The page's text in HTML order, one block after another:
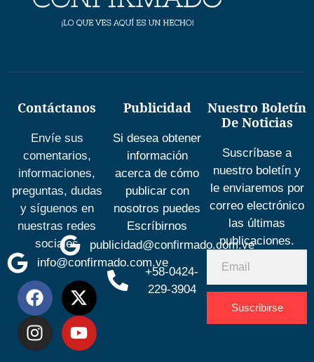
Contáctanos
Envíe sus
comentarios,
informaciones,
preguntas, dudas
y síguenos en
nuestras redes
sociales
info@confirmado.com.ve
Publicidad
Si desea obtener
información
acerca de cómo
publicar con
nosotros puedes
Escríbirnos
publicidad@confirmado.com.ve
+58-0424-
229-3904
Nuestro Boletín
De Noticias
Suscríbase a
nuestro boletín y
le enviaremos por
correo electrónico
las últimas
publicaciones.
Suscribirse